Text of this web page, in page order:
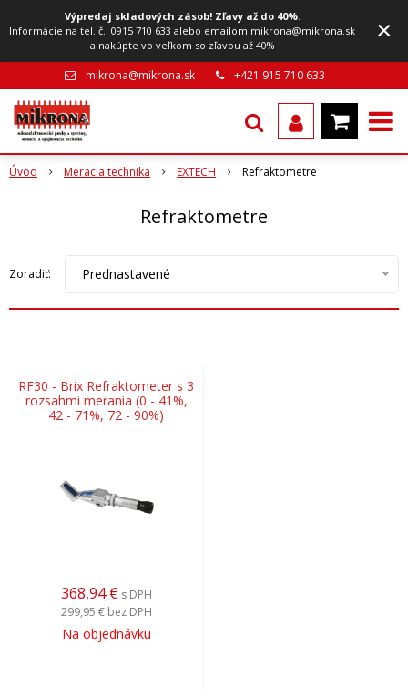
Výpredaj skladových zásob! Zľavy až do 40%.
Informácie na tel. č.:0915 710 633 alebo emailom mikrona@mikrona.sk
a nakúpte vo veľkom so zľavou až 40%
×
mikrona@mikrona.sk +421 915 710 633
Úvod Meracia technika EXTECH Refraktometre
Refraktometre
Zoradiť: Prednastavené
RF30 - Brix Refraktometer s 3
rozsahmi merania (0 - 41%,
42 - 71%, 72 - 90%)
368,94 € s DPH
299,95 € bez DPH
Na objednávku